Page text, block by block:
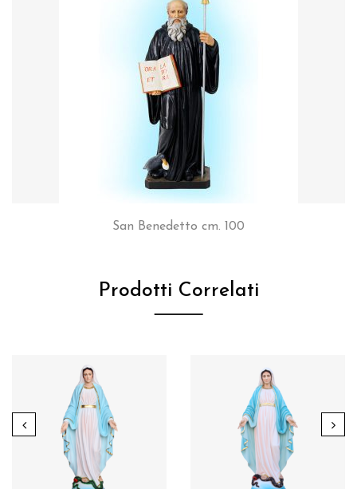
San Benedetto cm. 100
Prodotti Correlati